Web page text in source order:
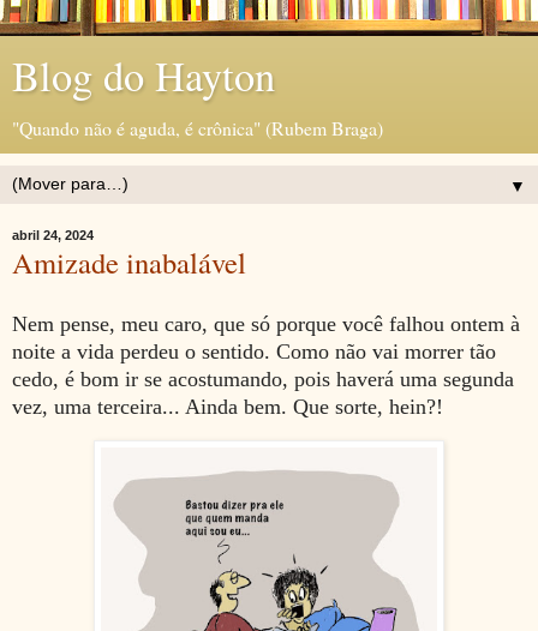
Blog do Hayton
"Quando não é aguda, é crônica" (Rubem Braga)
▼
abril 24, 2024
Amizade inabalável
Nem pense, meu caro, que só porque você falhou ontem à
noite a vida perdeu o sentido. Como não vai morrer tão
cedo, é bom ir se acostumando, pois haverá uma segunda
vez, uma terceira... Ainda bem. Que sorte, hein?!